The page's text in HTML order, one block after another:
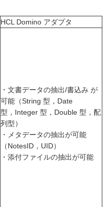
HCL Domino アダプタ
・文書データの抽出/書込み が
可能（String 型，Date
型，Integer 型，Double 型，配
列型）
・メタデータの抽出が可能
（NotesID，UID）
・添付ファイルの抽出が可能